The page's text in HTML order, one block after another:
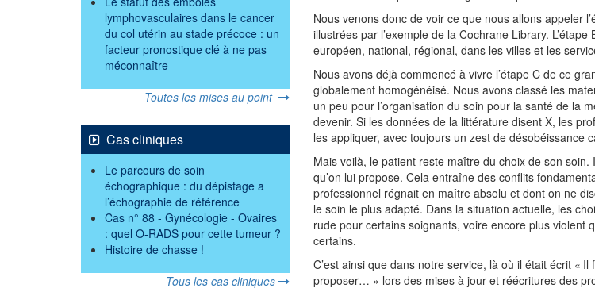
Nous venons donc de voir ce que nous allons appeler
illustrées par l’exemple de la Cochrane Library.
européen, national, régional, dans les villes et les
Nous avons déjà commencé à vivre l’étape C de ce
globalement homogénéisé. Nous avons classé les
un peu pour l’organisation du soin pour la santé de la
devenir. Si les données de la littérature disent X, les
les appliquer, avec toujours un zest de désobéissance
Mais voilà, le patient reste maître du choix de son
qu’on lui propose. Cela entraîne des conflits
professionnel régnait en maître absolu et dont on ne
le soin le plus adapté. Dans la situation actuelle, les
rude pour certains soignants, voire encore plus violent
certains.
C’est ainsi que dans notre service, là où il était écrit «
proposer… » lors des mises à jour et réécritures des
lymphovasculaires dans le cancer
du col utérin au stade précoce : un
facteur pronostique clé à ne pas
méconnaître
Toutes les mises au point
Cas cliniques
Le parcours de soin
échographique : du dépistage a
l’échographie de référence
Cas n° 88 - Gynécologie - Ovaires
: quel O-RADS pour cette tumeur ?
Histoire de chasse !
Tous les cas cliniques